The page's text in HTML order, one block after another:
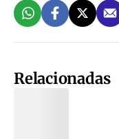
Relacionadas